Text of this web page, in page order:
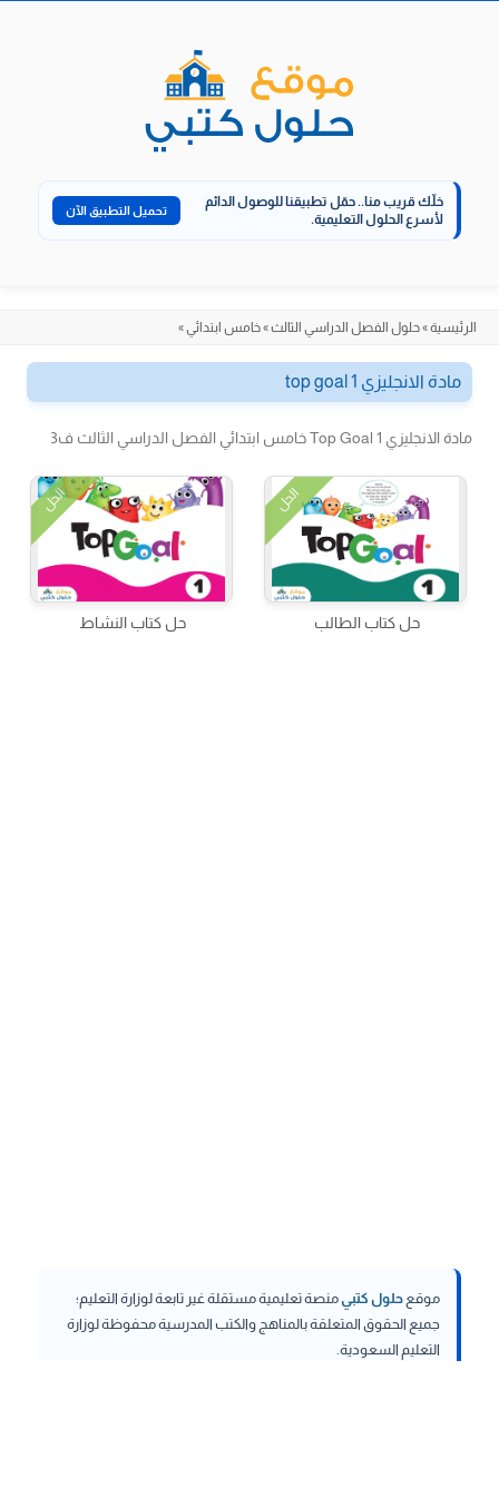
خلّك قريب منا.. حمّل تطبيقنا للوصول الدائم
لأسرع الحلول التعليمية.
تحميل التطبيق الآن
الرئيسية»حلول الفصل الدراسي الثالث»خامس ابتدائي»
مادة الانجليزي top goal 1
مادة الانجليزي Top Goal 1 خامس ابتدائي الفصل الدراسي الثالث ف3
الحل
حل كتاب الطالب
الحل
حل كتاب النشاط
موقع حلول كتبيمنصة تعليمية مستقلة غير تابعة لوزارة التعليم؛
جميع الحقوق المتعلقة بالمناهج والكتب المدرسية محفوظة لوزارة
التعليم السعودية.